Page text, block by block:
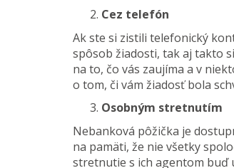
Cez telefón
Ak ste si zistili telefonický
spôsob žiadosti, tak aj takto
na to, čo vás zaujíma a v
o tom, či vám žiadosť bola
Osobným stretnutím
Nebanková pôžička je
na pamäti, že nie všetky
stretnutie s ich agentom buď